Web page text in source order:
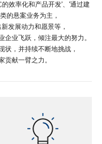
效率化和产品开发'、'通过建
的悬案业务为主，
发展动力和愿景等，
业飞跃，倾注最大的努力。
状，并持续不断地挑战，
贡献一臂之力。